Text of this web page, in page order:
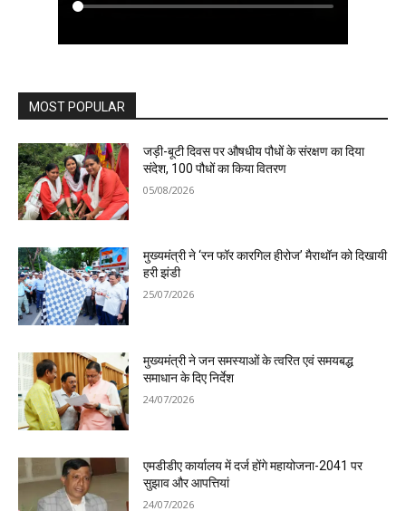
MOST POPULAR
जड़ी-बूटी दिवस पर औषधीय पौधों के संरक्षण का दिया
संदेश, 100 पौधों का किया वितरण
05/08/2026
मुख्यमंत्री ने ‘रन फॉर कारगिल हीरोज’ मैराथॉन को दिखायी
हरी झंडी
25/07/2026
मुख्यमंत्री ने जन समस्याओं के त्वरित एवं समयबद्ध
समाधान के दिए निर्देश
24/07/2026
एमडीडीए कार्यालय में दर्ज होंगे महायोजना-2041 पर
सुझाव और आपत्तियां
24/07/2026